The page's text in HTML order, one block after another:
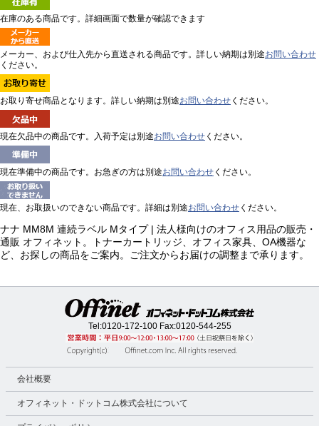
在庫のある商品です。詳細画面で数量が確認できます
メーカー、および仕入先から直送される商品です。詳しい納期は別途お問い合わせ
ください。
お取り寄せ商品となります。詳しい納期は別途お問い合わせ ください。
現在欠品中の商品です。入荷予定は別途お問い合わせ ください。
現在準備中の商品です。お急ぎの方は別途お問い合わせ ください。
現在、お取扱いのできない商品です。詳細は別途お問い合わせ ください。
ナナ MM8M 連続ラベル Mタイプ | 法人様向けのオフィス用品の販売・
通販 オフィネット。トナーカートリッジ、オフィス家具、OA機器な
ど、お探しの商品をご案内。ご注文からお届けの調整まで承ります。
Tel:0120-172-100Fax:0120-544-255
会社概要
オフィネット・ドットコム株式会社について